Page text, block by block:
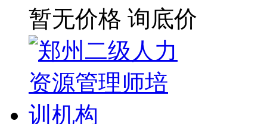
暂无价格 询底价